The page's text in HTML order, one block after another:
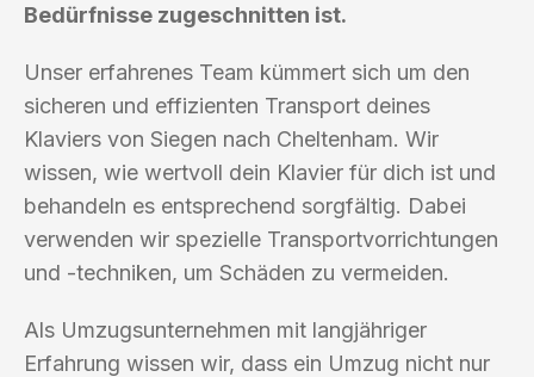
Bedürfnisse zugeschnitten ist.
Unser erfahrenes Team kümmert sich um den
sicheren und effizienten Transport deines
Klaviers von Siegen nach Cheltenham. Wir
wissen, wie wertvoll dein Klavier für dich ist und
behandeln es entsprechend sorgfältig. Dabei
verwenden wir spezielle Transportvorrichtungen
und -techniken, um Schäden zu vermeiden.
Als Umzugsunternehmen mit langjähriger
Erfahrung wissen wir, dass ein Umzug nicht nur